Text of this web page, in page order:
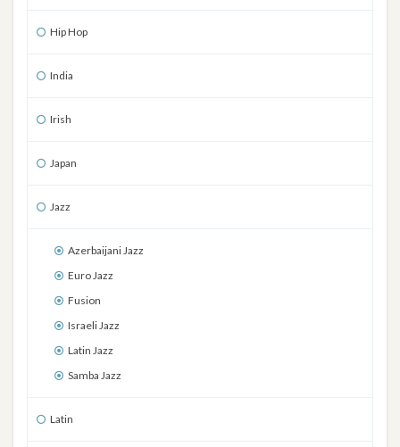
Hip Hop
India
Irish
Japan
Jazz
Azerbaijani Jazz
Euro Jazz
Fusion
Israeli Jazz
Latin Jazz
Samba Jazz
Latin